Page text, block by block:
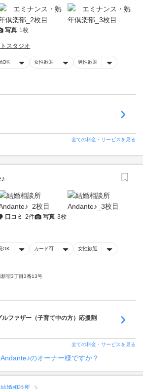
写真 1枚
スタジオ
OK 女性歓迎 男性歓迎
全ての料金・サービスを見る
口コミ 2件 写真 3枚
OK カード可 女性歓迎
宿3丁目3番13号
ファザー（子育て中の方）応援割
全ての料金・サービスを見る
のオーナー様ですか？
結婚相談所